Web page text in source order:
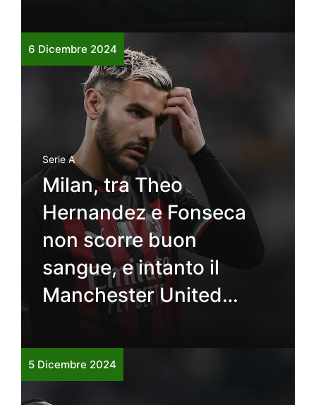
6 Dicembre 2024
Serie A
Milan, tra Theo
Hernandez e Fonseca
non scorre buon
sangue, e intanto il
Manchester United…
5 Dicembre 2024